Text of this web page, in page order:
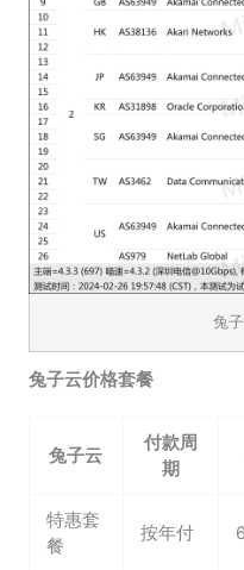
兔
兔子云价格套餐
兔子云
付款周
期
特惠套
餐
按年付